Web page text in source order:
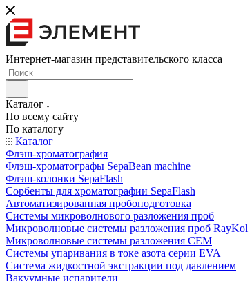
Интернет-магазин представительского класса
Каталог
По всему сайту
По каталогу
Каталог
Флэш-хроматография
Флэш-хроматографы SepaBean machine
Флэш-колонки SepaFlash
Сорбенты для хроматографии SepaFlash
Автоматизированная пробоподготовка
Системы микроволнового разложения проб
Микроволновые системы разложения проб RayKol
Микроволновые системы разложения CEM
Системы упаривания в токе азота серии EVA
Система жидкостной экстракции под давлением
Вакуумные испарители